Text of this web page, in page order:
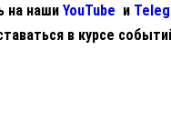
на наши YouTube и
в курсе